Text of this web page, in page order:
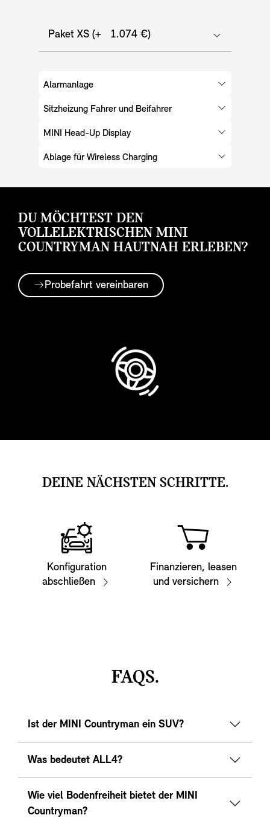
Paket XS (+ 1.074 €)
Alarmanlage
Sitzheizung Fahrer und Beifahrer
MINI Head-Up Display
Ablage für Wireless Charging
DU MÖCHTEST DEN
VOLLELEKTRISCHEN MINI
COUNTRYMAN HAUTNAH ERLEBEN?
Probefahrt vereinbaren
DEINE NÄCHSTEN SCHRITTE.
Konfiguration
abschließen
Finanzieren, leasen
und versichern
FAQS.
Ist der MINI Countryman ein SUV?
Was bedeutet ALL4?
Wie viel Bodenfreiheit bietet der MINI
Countryman?